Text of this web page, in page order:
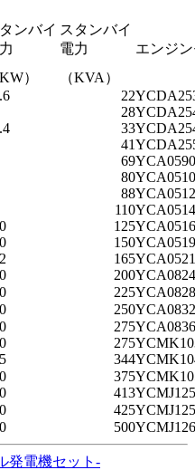
ンバイ スタンバイ
電力
エンジ
KW）
（KVA）
22
28
33
41
69
80
88
110
125
150
165
200
225
250YCA08
275
275
344
375
413YCMJ12
425YCMJ12
500YCMJ126
発電機セット-